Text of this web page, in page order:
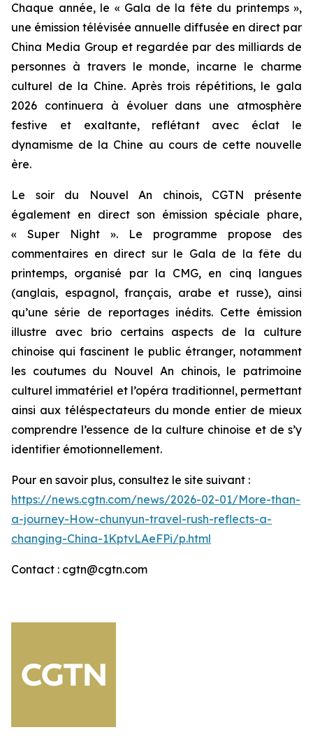
Chaque année, le « Gala de la fête du printemps »,
une émission télévisée annuelle diffusée en direct par
China Media Group et regardée par des milliards de
personnes à travers le monde, incarne le charme
culturel de la Chine. Après trois répétitions, le gala
2026 continuera à évoluer dans une atmosphère
festive et exaltante, reflétant avec éclat le
dynamisme de la Chine au cours de cette nouvelle
ère.
Le soir du Nouvel An chinois, CGTN présente
également en direct son émission spéciale phare,
« Super Night ». Le programme propose des
commentaires en direct sur le Gala de la fête du
printemps, organisé par la CMG, en cinq langues
(anglais, espagnol, français, arabe et russe), ainsi
qu’une série de reportages inédits. Cette émission
illustre avec brio certains aspects de la culture
chinoise qui fascinent le public étranger, notamment
les coutumes du Nouvel An chinois, le patrimoine
culturel immatériel et l’opéra traditionnel, permettant
ainsi aux téléspectateurs du monde entier de mieux
comprendre l’essence de la culture chinoise et de s’y
identifier émotionnellement.
Pour en savoir plus, consultez le site suivant :
https://news.cgtn.com/news/2026-02-01/More-than-
a-journey-How-chunyun-travel-rush-reflects-a-
changing-China-1KptvLAeFPi/p.html
Contact : cgtn@cgtn.com